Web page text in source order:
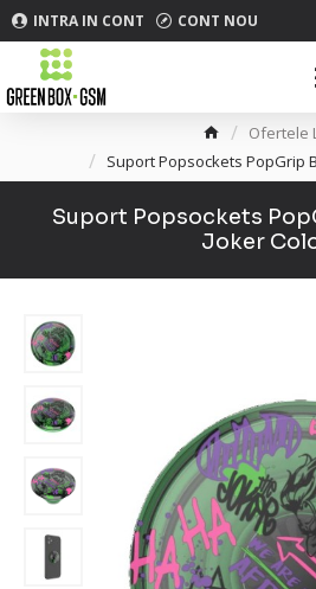
INTRA IN CONT CONT NOU
Ofertele
Suport Popsockets PopGrip
Suport Popsockets
Joker